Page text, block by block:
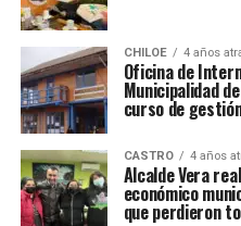
CHILOE 4 años
Oficina de
Municipalidad
curso de
CASTRO 4 años
Alcalde Vera
económico
que perdieron